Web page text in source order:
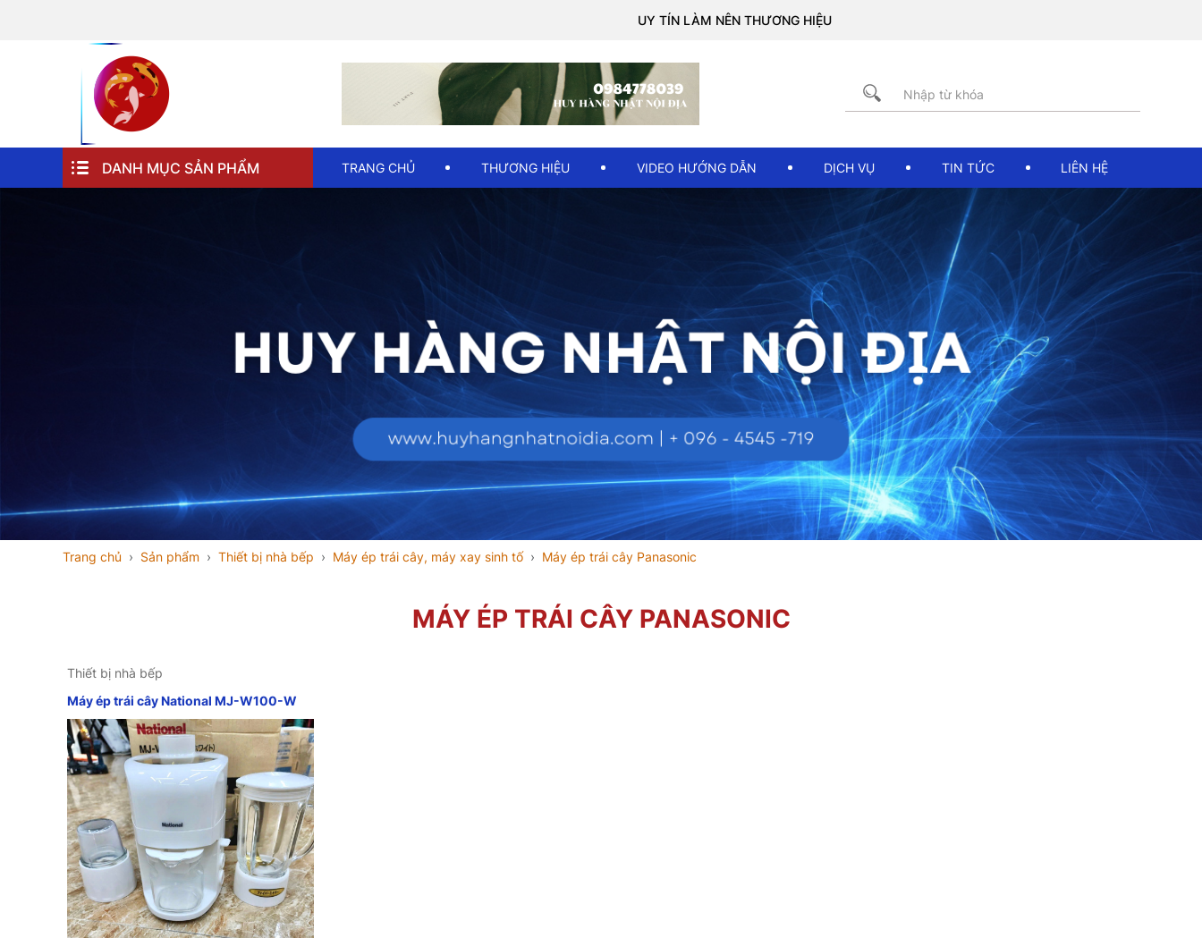
UY TÍN LÀM NÊN THƯƠNG HIỆU
DANH MỤC SẢN PHẨM TRANG CHỦ THƯƠNG HIỆU VIDEO HƯỚNG DẪN DỊCH VỤ TIN TỨC LIÊN HỆ
Trang chủ Sản phẩm Thiết bị nhà bếp Máy ép trái cây, máy xay sinh tố Máy ép trái cây Panasonic
MÁY ÉP TRÁI CÂY PANASONIC
Thiết bị nhà bếp
Máy ép trái cây National MJ-W100-W